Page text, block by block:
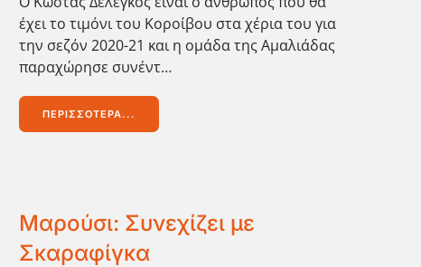
έχει το τιμόνι του Κοροίβου στα χέρια του για
την σεζόν 2020-21 και η ομάδα της Αμαλιάδας
παραχώρησε συνέντ…
ΠΕΡΙΣΣΌΤΕΡΑ...
Μαρούσι: Συνεχίζει με
Σκαραφίγκα